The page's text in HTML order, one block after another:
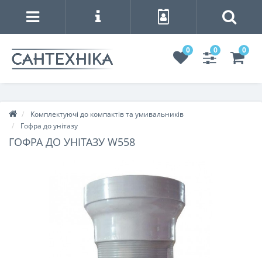
0 0 0
Комплектуючі до компактів та умивальників
Гофра до унітазу
ГОФРА ДО УНІТАЗУ W558